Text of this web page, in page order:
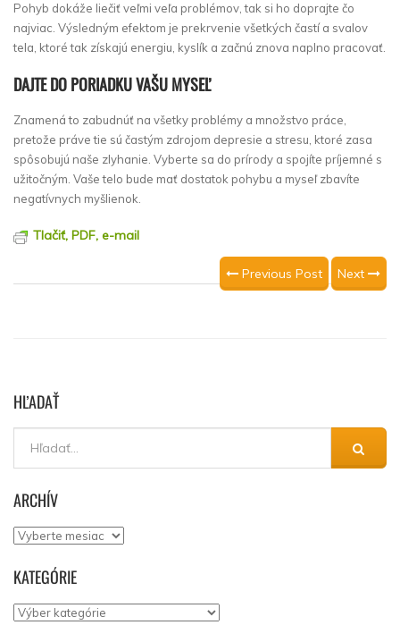
Pohyb dokáže liečiť veľmi veľa problémov, tak si ho doprajte čo
najviac. Výsledným efektom je prekrvenie všetkých častí a svalov
tela, ktoré tak získajú energiu, kyslík a začnú znova naplno pracovať.
DAJTE DO PORIADKU VAŠU MYSEĽ
Znamená to zabudnúť na všetky problémy a množstvo práce,
pretože práve tie sú častým zdrojom depresie a stresu, ktoré zasa
spôsobujú naše zlyhanie. Vyberte sa do prírody a spojíte príjemné s
užitočným. Vaše telo bude mať dostatok pohybu a myseľ zbavíte
negatívnych myšlienok.
Tlačiť, PDF, e-mail
Previous Post Next
HĽADAŤ
ARCHÍV
Archív
KATEGÓRIE
Kategórie